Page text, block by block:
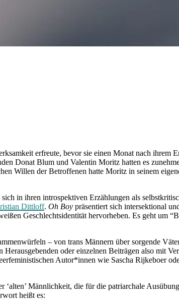
erfreute, bevor sie einen Monat nach ihrem
Donat Blum und Valentin Moritz hatten es
Willen der Betroffenen hatte Moritz in seinem
in ihren introspektiven Erzählungen als
Dittloff. Oh Boy präsentiert sich intersektional
Geschlechtsidentität hervorheben. Es geht um
– von trans Männern über sorgende
oder einzelnen Beiträgen also mit
Autor*innen wie Sascha Rijkeboer
Männlichkeit, die für die patriarchale
heißt es: